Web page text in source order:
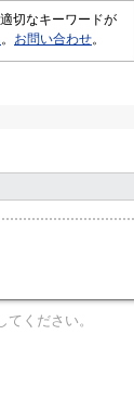
切なキーワードが
。 お問い合わせ。